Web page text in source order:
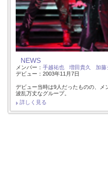
NEWS
メンバー： 手越祐也 増田貴久 加藤
デビュー：2003年11月7日
デビュー当時は9人だったものの、メ
波乱万丈なグループ。
詳しく見る